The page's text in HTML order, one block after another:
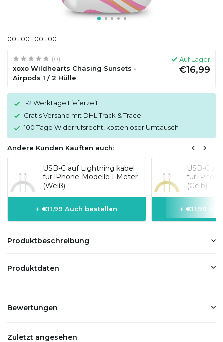
00 : 00 : 00 : 00
(0)
xoxo Wildhearts Chasing Sunsets -
Airpods 1 / 2 Hülle
Auf Lager
€16,99
1-2 Werktage Lieferzeit
Gratis Versand mit DHL Track & Trace
100 Tage Widerrufsrecht, kostenloser Umtausch
Andere Kunden Kauften auch:
USB-C auf Lightning kabel
für iPhone-Modelle 1 Meter
(Weiß)
+ €11,99 Auch bestellen
USB-C
für
(Gelb)
+ €11,99
Produktbeschreibung
Produktdaten
Bewertungen
Zuletzt angesehen